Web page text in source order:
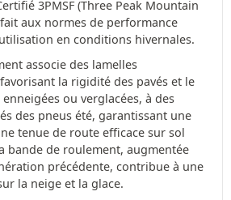
3PMSF (Three Peak Mountain
aux normes de performance
en conditions hivernales.
associe des lamelles
la rigidité des pavés et le
ou verglacées, à des
des pneus été, garantissant une
tenue de route efficace sur sol
bande de roulement, augmentée
précédente, contribue à une
la neige et la glace.